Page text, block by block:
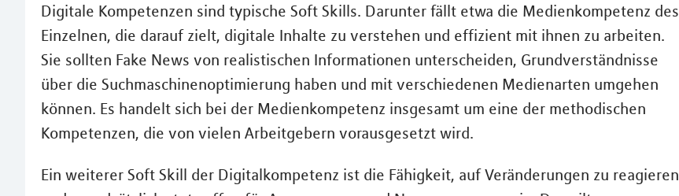
Digitale Kompetenzen sind typische Soft Skills. Darunter fällt etwa die Medienkompetenz des
Einzelnen, die darauf zielt, digitale Inhalte zu verstehen und effizient mit ihnen zu arbeiten.
Sie sollten Fake News von realistischen Informationen unterscheiden, Grundverständnisse
über die Suchmaschinenoptimierung haben und mit verschiedenen Medienarten umgehen
können. Es handelt sich bei der Medienkompetenz insgesamt um eine der methodischen
Kompetenzen, die von vielen Arbeitgebern vorausgesetzt wird.
Ein weiterer Soft Skill der Digitalkompetenz ist die Fähigkeit, auf Veränderungen zu reagieren